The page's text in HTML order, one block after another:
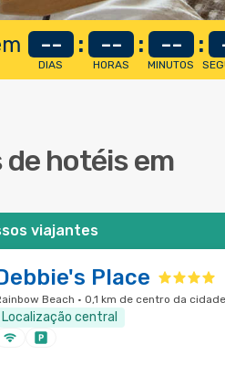
--
DIAS
: --
HORAS
: --
MINUTOS
:
hotéis em
viajantes
Place
Beach · 0,1 km de centro da cidade
Localização central